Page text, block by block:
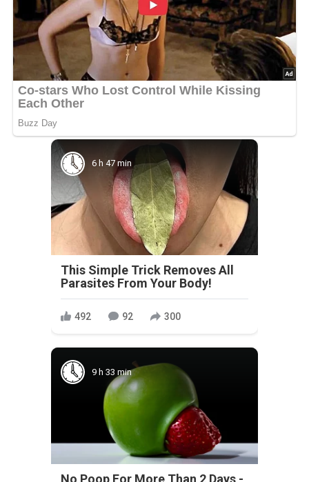
6 h 47 min
This Simple Trick Removes All
Parasites From Your Body!
492 92 300
9 h 33 min
No Poop For More Than 2 Days -